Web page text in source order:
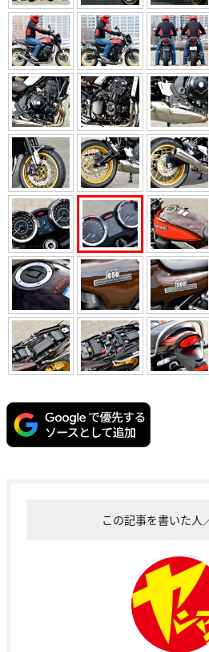
この記事を書いた人